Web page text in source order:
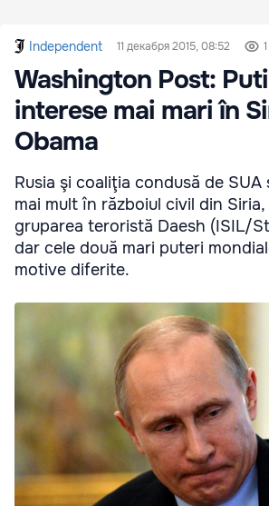
Independent 11 декабря 2015, 08:52
Washington Post:
interese mai mari în
Obama
Rusia şi coaliţia condusă de
mai mult în războiul civil din
gruparea teroristă Daesh (ISIL/
dar cele două mari puteri
motive diferite.